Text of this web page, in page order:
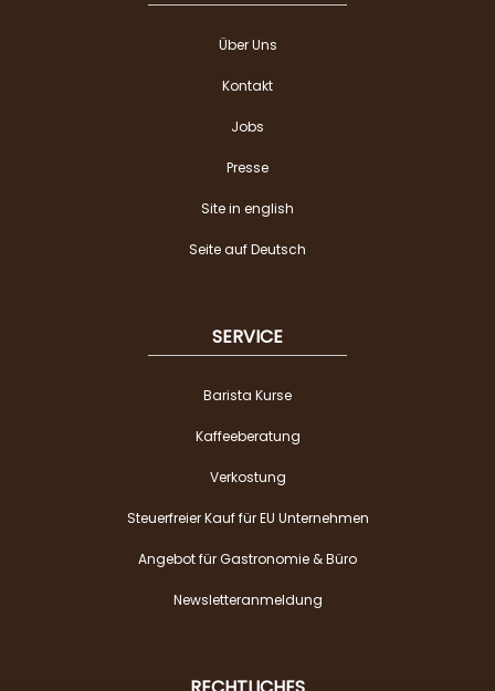
Über Uns
Kontakt
Jobs
Presse
Site in english
Seite auf Deutsch
SERVICE
Barista Kurse
Kaffeeberatung
Verkostung
Steuerfreier Kauf für EU Unternehmen
Angebot für Gastronomie & Büro
Newsletteranmeldung